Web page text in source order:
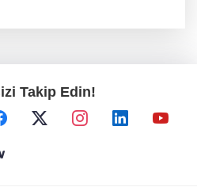
Yolu Festivali Malatya'da
Takip Edin!